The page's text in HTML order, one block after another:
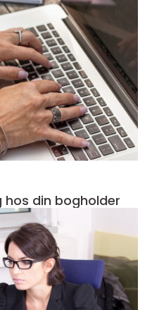
din bogholder